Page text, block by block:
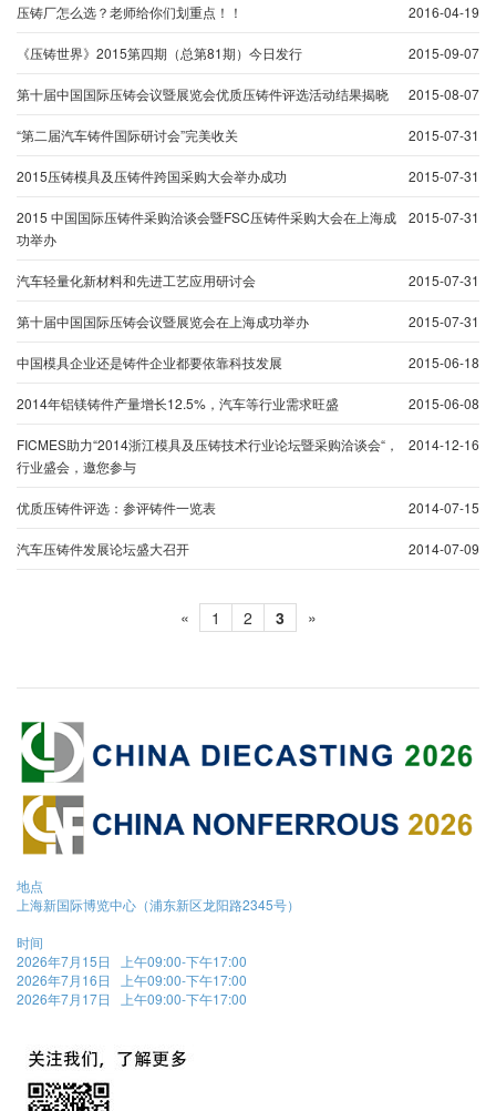
2016-04-19
压铸厂怎么选？老师给你们划重点！！
2015-09-07
《压铸世界》2015第四期（总第81期）今日发行
2015-08-07
第十届中国国际压铸会议暨展览会优质压铸件评选活动结果揭晓
2015-07-31
“第二届汽车铸件国际研讨会”完美收关
2015-07-31
2015压铸模具及压铸件跨国采购大会举办成功
2015-07-31
2015 中国国际压铸件采购洽谈会暨FSC压铸件采购大会在上海成
功举办
2015-07-31
汽车轻量化新材料和先进工艺应用研讨会
2015-07-31
第十届中国国际压铸会议暨展览会在上海成功举办
2015-06-18
中国模具企业还是铸件企业都要依靠科技发展
2015-06-08
2014年铝镁铸件产量增长12.5%，汽车等行业需求旺盛
2014-12-16
FICMES助力“2014浙江模具及压铸技术行业论坛暨采购洽谈会“，
行业盛会，邀您参与
2014-07-15
优质压铸件评选：参评铸件一览表
2014-07-09
汽车压铸件发展论坛盛大召开
« 1 2 3 »
地点
上海新国际博览中心（浦东新区龙阳路2345号）
时间
2026年7月15日 上午09:00-下午17:00
2026年7月16日 上午09:00-下午17:00
2026年7月17日 上午09:00-下午17:00